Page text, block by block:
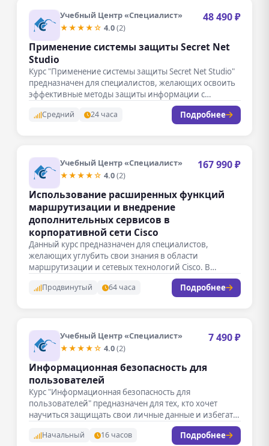
Учебный Центр «Специалист»
★★★★☆ 4.0(2)
48 490 ₽
Применение системы защиты Secret Net
Studio
Курс "Применение системы защиты Secret Net Studio"
предназначен для специалистов, желающих освоить
эффективные методы защиты информации с
Средний 24 часа Подробнее
Учебный Центр «Специалист»
★★★★☆ 4.0(2)
167 990 ₽
Использование расширенных функций
маршрутизации и внедрение
дополнительных сервисов в
корпоративной сети Cisco
Данный курс предназначен для специалистов,
желающих углубить свои знания в области
маршрутизации и сетевых технологий Cisco. В
Продвинутый 64 часа Подробнее
Учебный Центр «Специалист»
★★★★☆ 4.0(2)
7 490 ₽
Информационная безопасность для
пользователей
Курс "Информационная безопасность для
пользователей" предназначен для тех, кто хочет
научиться защищать свои личные данные и избегать
Начальный 16 часов Подробнее